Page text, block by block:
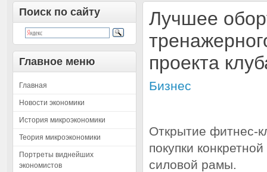
Поиск по сайту
Главное меню
Главная
Новости экономики
История микроэкономики
Теория микроэкономики
Портреты виднейших
экономистов
Лучшее
проекта
Бизнес
Открытие фитнес-
покупки
силовой рамы.